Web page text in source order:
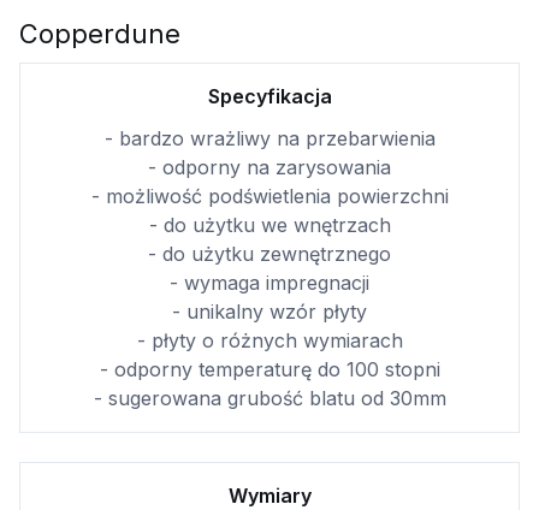
Copperdune
Specyfikacja
- bardzo wrażliwy na przebarwienia
- odporny na zarysowania
- możliwość podświetlenia powierzchni
- do użytku we wnętrzach
- do użytku zewnętrznego
- wymaga impregnacji
- unikalny wzór płyty
- płyty o różnych wymiarach
- odporny temperaturę do 100 stopni
- sugerowana grubość blatu od 30mm
Wymiary